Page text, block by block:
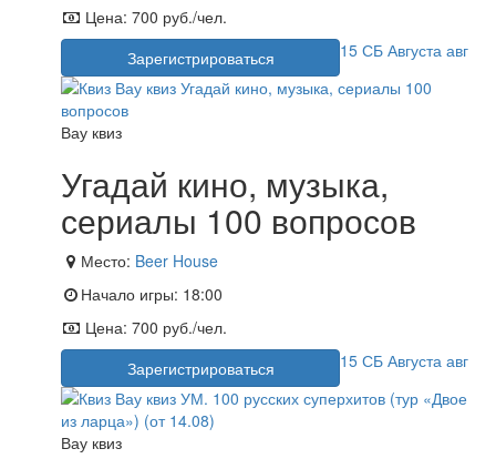
Цена: 700 руб./чел.
Зарегистрироваться
15 СБ Августа авг
Вау квиз
Угадай кино, музыка,
сериалы 100 вопросов
Место: Beer House
Начало игры: 18:00
Цена: 700 руб./чел.
Зарегистрироваться
15 СБ Августа авг
Вау квиз